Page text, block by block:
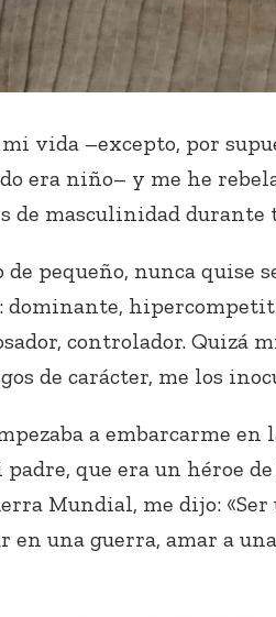
vida –excepto, por
era niño– y me he
de masculinidad durante
pequeño, nunca quise
dominante,
controlador. Quizá
de carácter, me los
a embarcarme
que era un héroe
Mundial, me dijo:
en una guerra, amar a